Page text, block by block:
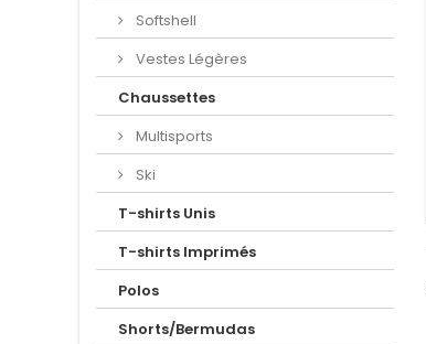
Softshell
Vestes Légères
Chaussettes
Multisports
Ski
T-shirts Unis
T-shirts Imprimés
Polos
Shorts/Bermudas